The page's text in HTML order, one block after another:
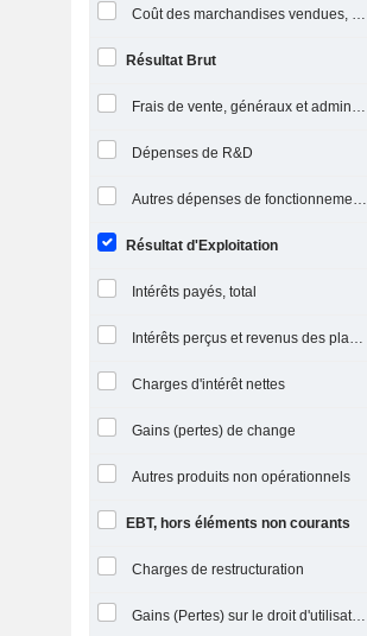
Coût des marchandises vendues, total
Résultat Brut
Frais de vente, généraux et administratifs, total
Dépenses de R&D
Autres dépenses de fonctionnement, total
Résultat d'Exploitation
Intérêts payés, total
Intérêts perçus et revenus des placements
Charges d'intérêt nettes
Gains (pertes) de change
Autres produits non opérationnels
EBT, hors éléments non courants
Charges de restructuration
Gains (Pertes) sur le droit d'utilisation d'actifs